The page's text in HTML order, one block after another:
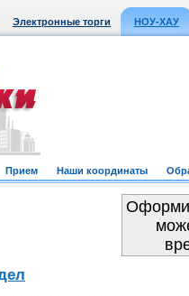
Электронные торги НОУ-ХАУ
Прием Наши координаты